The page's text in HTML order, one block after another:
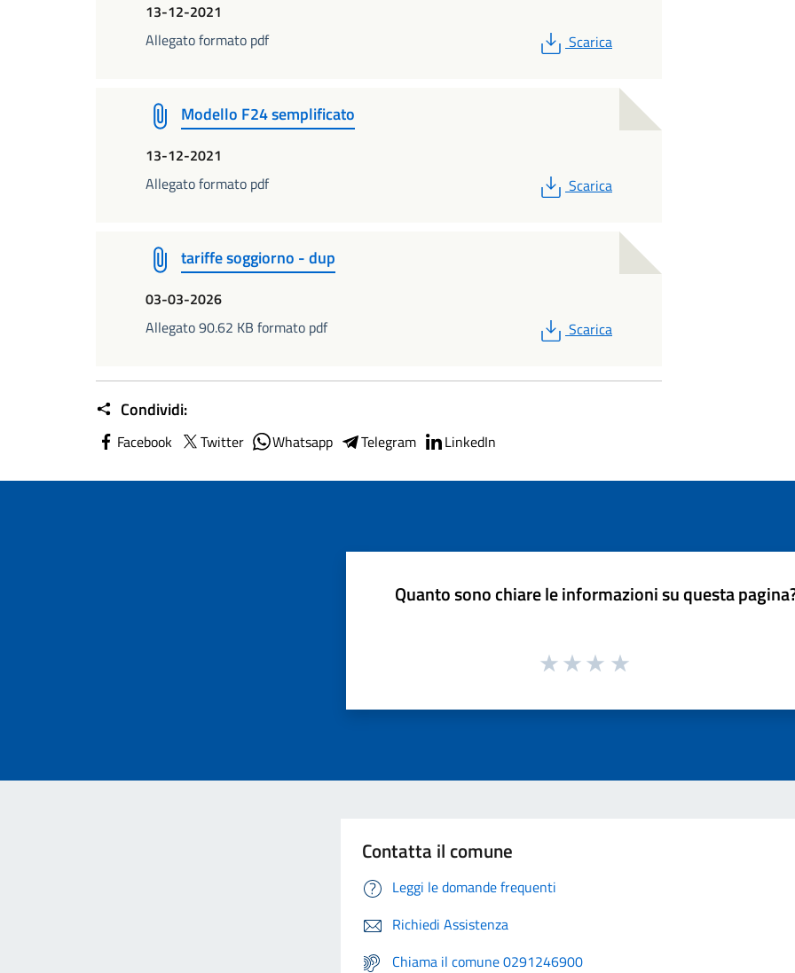
13-12-2021
Allegato formato pdf
PDF
Scarica
Modello F24 semplificato
13-12-2021
Allegato formato pdf
PDF
Scarica
tariffe soggiorno - dup
03-03-2026
Allegato 90.62 KB formato pdf
PDF
Scarica
Condividi:
Facebook Twitter Whatsapp Telegram LinkedIn
Quanto sono chiare le informazioni su questa
Contatta il comune
Leggi le domande frequenti
Richiedi Assistenza
Chiama il comune 0291246900